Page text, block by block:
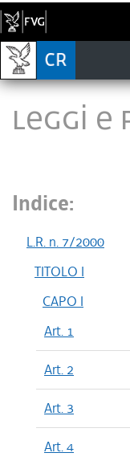
LEGGI E
Indice:
L.R. n. 7/2000
TITOLO I
CAPO I
Art. 1
Art. 2
Art. 3
Art. 4